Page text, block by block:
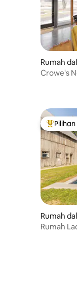
Rumah
d
Crowe's
Pilihan
Rumah
Rumah